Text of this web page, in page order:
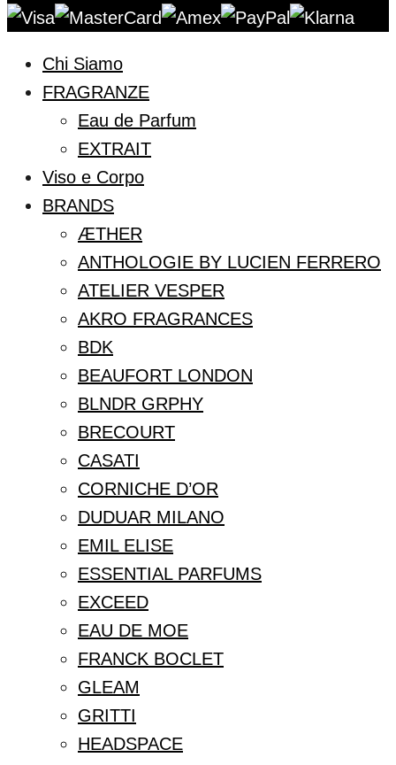
Chi Siamo
FRAGRANZE
Eau de Parfum
EXTRAIT
Viso e Corpo
BRANDS
ÆTHER
ANTHOLOGIE BY LUCIEN FERRERO
ATELIER VESPER
AKRO FRAGRANCES
BDK
BEAUFORT LONDON
BLNDR GRPHY
BRECOURT
CASATI
CORNICHE D’OR
DUDUAR MILANO
EMIL ELISE
ESSENTIAL PARFUMS
EXCEED
EAU DE MOE
FRANCK BOCLET
GLEAM
GRITTI
HEADSPACE